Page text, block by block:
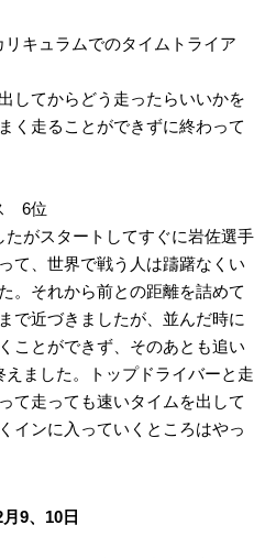
リキュラムでのタイムトライア
してからどう走ったらいいかを
く走ることができずに終わって
6位
たがスタートしてすぐに岩佐選手
て、世界で戦う人は躊躇なくい
。それから前との距離を詰めて
で近づきましたが、並んだ時に
ことができず、そのあとも追い
ました。トップドライバーと走
て走っても速いタイムを出して
インに入っていくところはやっ
9、10日